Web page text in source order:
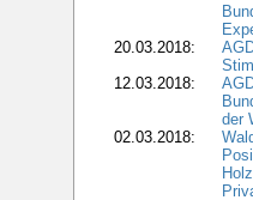
20.03.2018:
12.03.2018:
der
02.03.2018: